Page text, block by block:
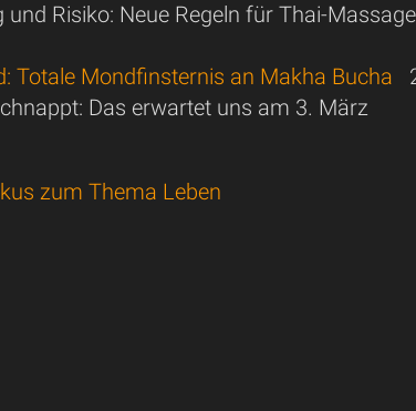
Risiko: Neue Regeln für Thai-
Totale Mondfinsternis an Makha Bucha
Das erwartet uns am 3. März
zum Thema Leben